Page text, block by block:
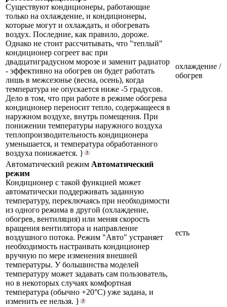
Существуют кондиционеры, работающие
только на охлаждение, и кондиционеры,
которые могут и охлаждать, и обогревать
воздух. Последние, как правило, дороже.
Однако не стоит рассчитывать, что "теплый"
кондиционер согреет вас при
двадцатиградусном морозе и заменит радиатор
- эффективно на обогрев он будет работать
лишь в межсезонье (весна, осень), когда
температура не опускается ниже -5 градусов.
Дело в том, что при работе в режиме обогрева
кондиционер переносит тепло, содержащееся в
наружном воздухе, внутрь помещения. При
понижении температуры наружного воздуха
теплопроизводительность кондиционера
уменьшается, и температура обработанного
воздуха понижается. }
охлаждение /
обогрев
Автоматический режим Автоматический
режим
Кондиционер с такой функцией может
автоматически поддерживать заданную
температуру, переключаясь при необходимости
из одного режима в другой (охлаждение,
обогрев, вентиляция) или меняя скорость
вращения вентилятора и направление
воздушного потока. Режим "Авто" устраняет
необходимость настраивать кондиционер
вручную по мере изменения внешней
температуры. У большинства моделей
температуру может задавать сам пользователь,
но в некоторых случаях комфортная
температура (обычно +20°С) уже задана, и
изменить ее нельзя. }
есть